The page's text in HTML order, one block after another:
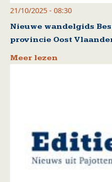
21/10/2025 - 08:30
Nieuwe wandelgids
provincie Oost
Meer lezen